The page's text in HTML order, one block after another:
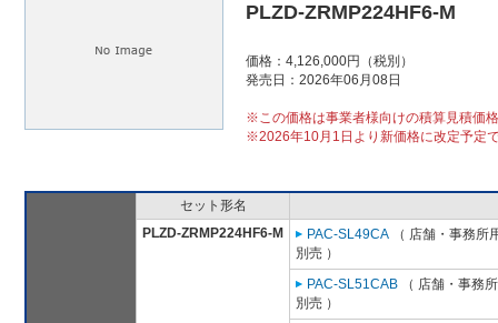
PLZD-ZRMP224HF6-M
価格：4,126,000円（税別）
発売日：2026年06月08日
※この価格は事業者様向けの積算見積価
※2026年10月1日より新価格に改定予定
セット形名
PLZD-ZRMP224HF6-M
PAC-SL49CA （ 店舗・事務所
別売 ）
PAC-SL51CAB （ 店舗・事務
別売 ）